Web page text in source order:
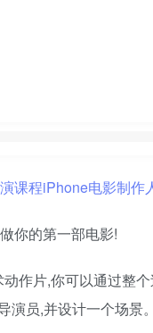
你的第一部电影!
作片,你可以通过整
员,并设计一个场景。